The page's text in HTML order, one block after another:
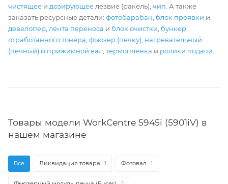
чистящее и дозирующее лезвие (ракель), чип . А также
заказать ресурсные детали: фотобарабан блок проявки и
девелопер лента переноса и блок очистки бункер
отработанного тонера фьюзер (печку) нагревательный
(печный) и прижимной вал термопленка и ролики подачи
Товары модели WorkCentre 5945i (5901iV) в
нашем магазине
Все Ликвидация товара 1 Фотовал 1